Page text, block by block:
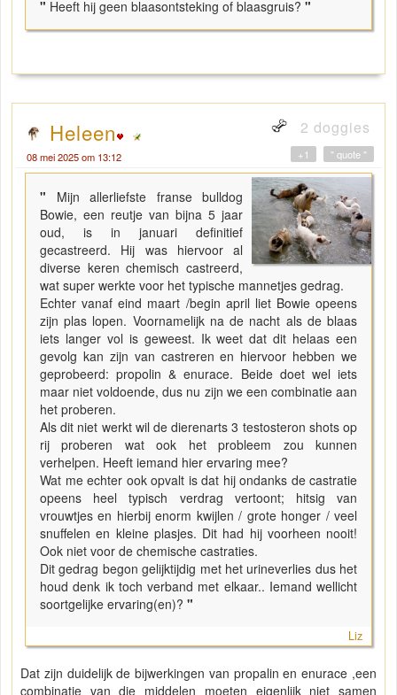
" Heeft hij geen blaasontsteking of blaasgruis? "
Heleen 2 doggies
08 mei 2025 om 13:12 " quote "
+1
" Mijn allerliefste franse bulldog
Bowie, een reutje van bijna 5 jaar
oud, is in januari definitief
gecastreerd. Hij was hiervoor al
diverse keren chemisch castreerd,
wat super werkte voor het typische mannetjes gedrag.
Echter vanaf eind maart /begin april liet Bowie opeens
zijn plas lopen. Voornamelijk na de nacht als de blaas
iets langer vol is geweest. Ik weet dat dit helaas een
gevolg kan zijn van castreren en hiervoor hebben we
geprobeerd: propolin & enurace. Beide doet wel iets
maar niet voldoende, dus nu zijn we een combinatie aan
het proberen.
Als dit niet werkt wil de dierenarts 3 testosteron shots op
rij proberen wat ook het probleem zou kunnen
verhelpen. Heeft iemand hier ervaring mee?
Wat me echter ook opvalt is dat hij ondanks de castratie
opeens heel typisch verdrag vertoont; hitsig van
vrouwtjes en hierbij enorm kwijlen / grote honger / veel
snuffelen en kleine plasjes. Dit had hij voorheen nooit!
Ook niet voor de chemische castraties.
Dit gedrag begon gelijktijdig met het urineverlies dus het
houd denk ik toch verband met elkaar.. Iemand wellicht
soortgelijke ervaring(en)? "
Liz
Dat zijn duidelijk de bijwerkingen van propalin en enurace ,een
combinatie van die middelen moeten eigenlijk niet samen